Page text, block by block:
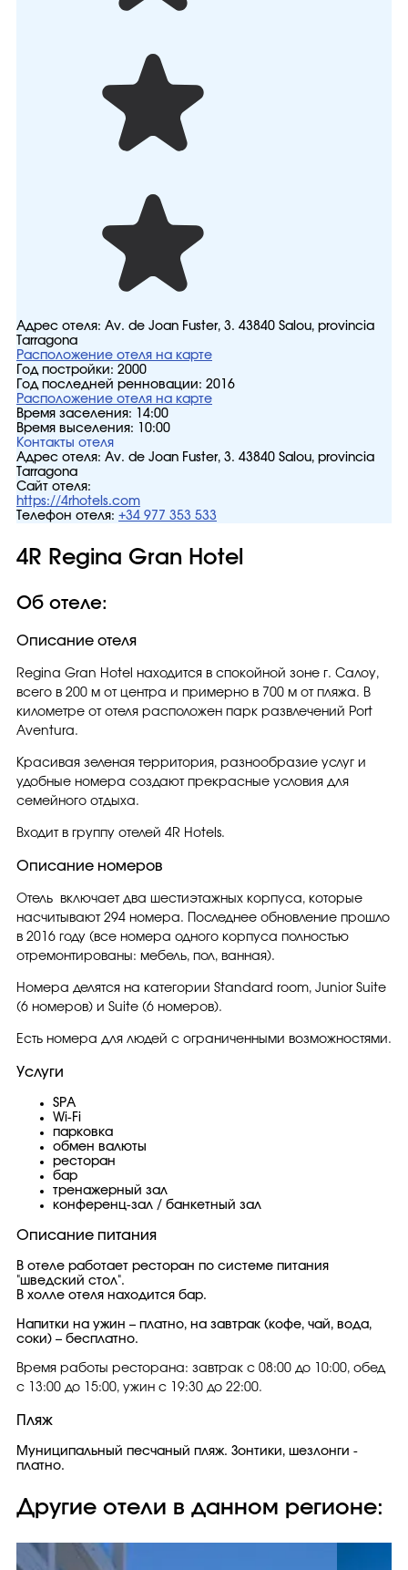
Адрес отеля: Av. de Joan Fuster, 3. 43840 Salou, provincia
Tarragona
Расположение отеля на карте
Год постройки: 2000
Год последней ренновации: 2016
Расположение отеля на карте
Время заселения:
14:00
Время выселения:
10:00
Контакты отеля
Адрес отеля: Av. de Joan Fuster, 3. 43840 Salou, provincia
Tarragona
Сайт отеля:
https://4rhotels.com
Телефон отеля: +34 977 353 533
4R Regina Gran Hotel
Об отеле:
Описание отеля
Regina Gran Hotel находится в спокойной зоне г. Салоу,
всего в 200 м от центра и примерно в 700 м от пляжа. В
километре от отеля расположен парк развлечений Port
Aventura.
Красивая зеленая территория, разнообразие услуг и
удобные номера создают прекрасные условия для
семейного отдыха.
Входит в группу отелей 4R Hotels.
Описание номеров
Отель включает два шестиэтажных корпуса, которые
насчитывают 294 номера. Последнее обновление прошло
в 2016 году (все номера одного корпуса полностью
отремонтированы: мебель, пол, ванная).
Номера делятся на категории Standard room, Junior Suite
(6 номеров) и Suite (6 номеров).
Есть номера для людей с ограниченными возможностями.
Услуги
SPA
Wi-Fi
парковка
обмен валюты
ресторан
бар
тренажерный зал
конференц-зал / банкетный зал
Описание питания
В отеле работает ресторан по системе питания
"шведский стол".
В холле отеля находится бар.
Напитки на ужин – платно, на завтрак (кофе, чай, вода,
соки) – бесплатно.
Время работы ресторана: завтрак с 08:00 до 10:00, обед
с 13:00 до 15:00, ужин с 19:30 до 22:00.
Пляж
Муниципальный песчаный пляж. Зонтики, шезлонги -
платно.
Другие отели в данном регионе: